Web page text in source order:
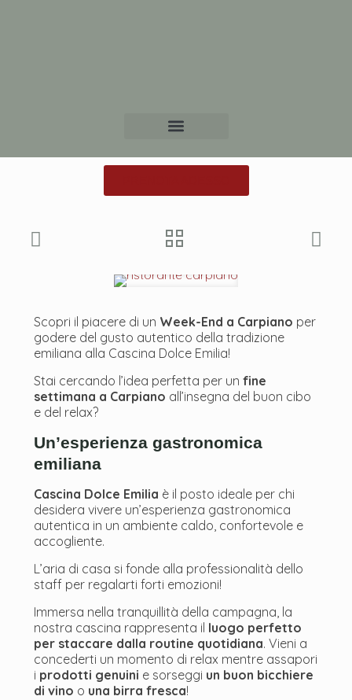
Scopri il piacere di un Week-End a Carpiano per
godere del gusto autentico della tradizione
emiliana alla Cascina Dolce Emilia!
Stai cercando l’idea perfetta per un fine
settimana a Carpiano all’insegna del buon cibo
e del relax?
Un’esperienza gastronomica
emiliana
Cascina Dolce Emilia è il posto ideale per chi
desidera vivere un’esperienza gastronomica
autentica in un ambiente caldo, confortevole e
accogliente.
L’aria di casa si fonde alla professionalità dello
staff per regalarti forti emozioni!
Immersa nella tranquillità della campagna, la
nostra cascina rappresenta il luogo perfetto
per staccare dalla routine quotidiana. Vieni a
concederti un momento di relax mentre assapori
i prodotti genuini e sorseggi un buon bicchiere
di vino o una birra fresca!